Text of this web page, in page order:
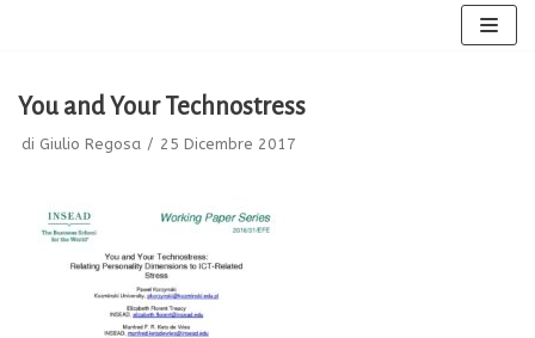
al
contenuto
You and Your Technostress
di Giulio Regosa 25 Dicembre 2017